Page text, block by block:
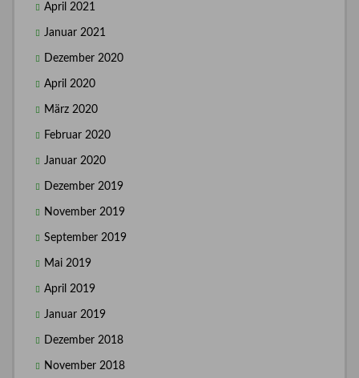
April 2021
Januar 2021
Dezember 2020
April 2020
März 2020
Februar 2020
Januar 2020
Dezember 2019
November 2019
September 2019
Mai 2019
April 2019
Januar 2019
Dezember 2018
November 2018